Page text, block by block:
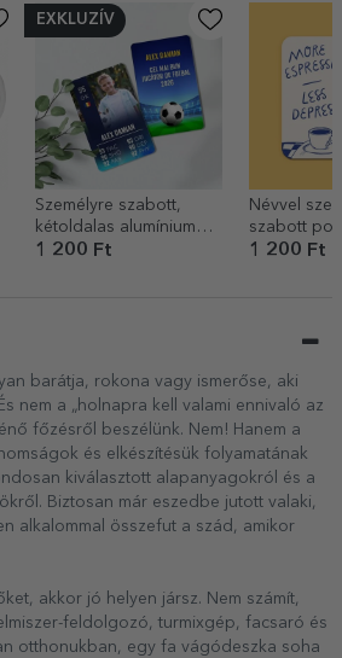
EXKLUZÍV
Személyre szabott,
kétoldalas alumínium
kártya üzenettel és
1 200 Ft
Névvel
szabott
More
1 200 Ft
barátja, rokona vagy ismerőse, aki
nem a „holnapra kell valami ennivaló az
főzésről beszélünk. Nem! Hanem a
és elkészítésük folyamatának
kiválasztott alapanyagokról és a
Biztosan már eszedbe jutott valaki,
alkalommal összefut a szád, amikor
akkor jó helyen jársz. Nem számít,
feldolgozó, turmixgép, facsaró és
otthonukban, egy fa vágódeszka soha